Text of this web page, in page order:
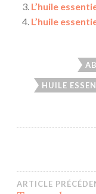
L’huile
L’huile
HUILE
ARTICLE